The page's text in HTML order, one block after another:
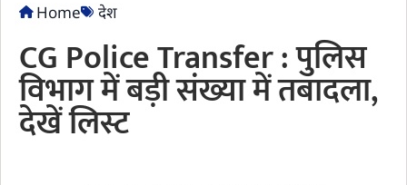
Home देश
CG Police Transfer : पुलिस
विभाग में बड़ी संख्या में तबादला,
देखें लिस्ट